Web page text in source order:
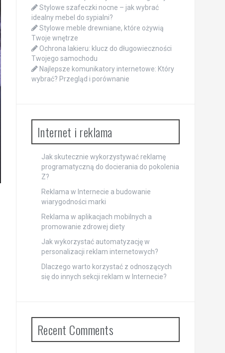
Stylowe szafeczki nocne – jak wybrać
idealny mebel do sypialni?
Stylowe meble drewniane, które ożywią
Twoje wnętrze
Ochrona lakieru: klucz do długowieczności
Twojego samochodu
Najlepsze komunikatory internetowe: Który
wybrać? Przegląd i porównanie
Internet i reklama
Jak skutecznie wykorzystywać reklamę
programatyczną do docierania do pokolenia
Z?
Reklama w Internecie a budowanie
wiarygodności marki
Reklama w aplikacjach mobilnych a
promowanie zdrowej diety
Jak wykorzystać automatyzację w
personalizacji reklam internetowych?
Dlaczego warto korzystać z odnoszących
się do innych sekcji reklam w Internecie?
Recent Comments